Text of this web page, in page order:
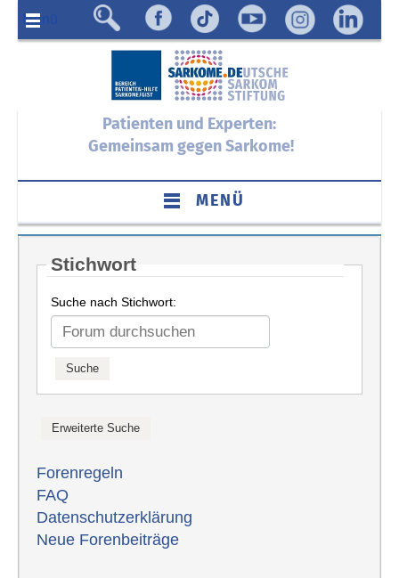
Menü
Patienten und Experten:
Gemeinsam gegen Sarkome!
MENÜ
Stichwort
Suche nach Stichwort:
Forenregeln
FAQ
Datenschutzerklärung
Neue Forenbeiträge